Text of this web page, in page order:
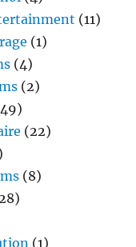
(11)
(1)
(4)
(2)
(22)
(8)
(1)